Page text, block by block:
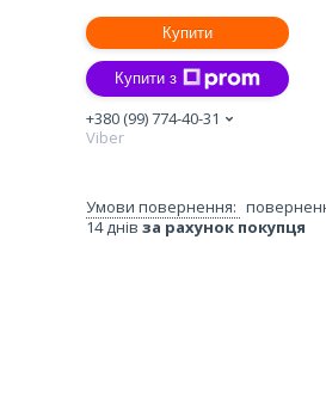
Купити
Купити з
+380 (99) 774-40-31
Viber
14 днів за рахунок покупця